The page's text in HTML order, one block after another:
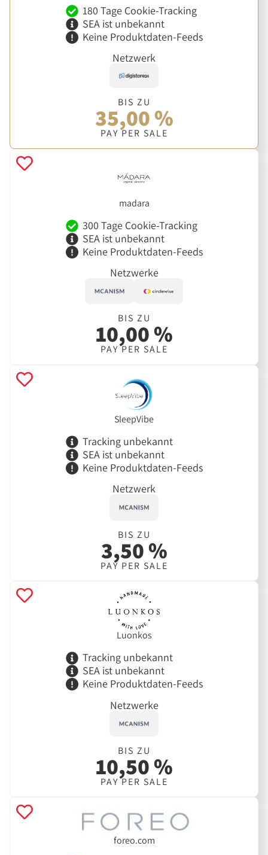
180 Tage Cookie-Tracking
SEA ist unbekannt
Keine Produktdaten-Feeds
Netzwerk
BIS ZU
35,00 %
PAY PER SALE
madara
300 Tage Cookie-Tracking
SEA ist unbekannt
Keine Produktdaten-Feeds
Netzwerke
BIS ZU
10,00 %
PAY PER SALE
SleepVibe
Tracking unbekannt
SEA ist unbekannt
Keine Produktdaten-Feeds
Netzwerk
BIS ZU
3,50 %
PAY PER SALE
Luonkos
Tracking unbekannt
SEA ist unbekannt
Keine Produktdaten-Feeds
Netzwerke
BIS ZU
10,50 %
PAY PER SALE
foreo.com